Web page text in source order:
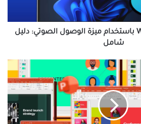
التحكم في Windows 11 باستخدام ميزة الوصول الصوتي: دليل
شامل